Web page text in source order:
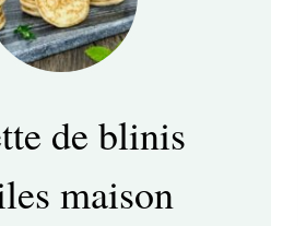
de blinis
maison